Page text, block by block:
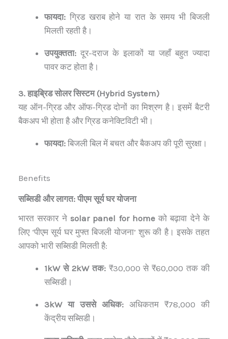
फायदा: ग्रिड खराब होने या रात के समय भी बिजली
मिलती रहती है।
उपयुक्तता: दूर-दराज के इलाकों या जहाँ बहुत ज्यादा
पावर कट होता है।
3. हाइब्रिड सोलर सिस्टम (Hybrid System)
यह ऑन-ग्रिड और ऑफ-ग्रिड दोनों का मिश्रण है। इसमें बैटरी
बैकअप भी होता है और ग्रिड कनेक्टिविटी भी।
फायदा: बिजली बिल में बचत और बैकअप की पूरी सुरक्षा।
Benefits
सब्सिडी और लागत: पीएम सूर्य घर योजना
भारत सरकार ने solar panel for homeको बढ़ावा देने के
लिए ‘पीएम सूर्य घर मुफ्त बिजली योजना’ शुरू की है। इसके तहत
आपको भारी सब्सिडी मिलती है:
1kW से 2kW तक:₹30,000 से ₹60,000 तक की
सब्सिडी।
3kW या उससे अधिक: अधिकतम ₹78,000 की
केंद्रीय सब्सिडी।